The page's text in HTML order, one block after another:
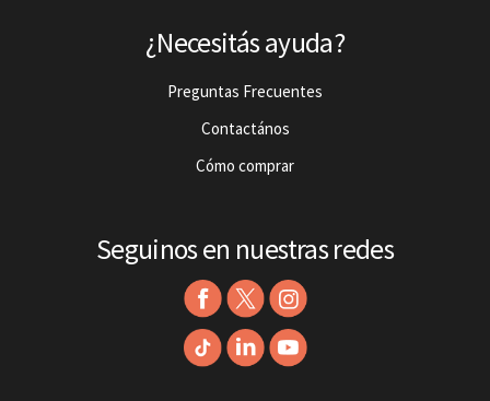
¿Necesitás ayuda?
Preguntas Frecuentes
Contactános
Cómo comprar
Seguinos en nuestras redes